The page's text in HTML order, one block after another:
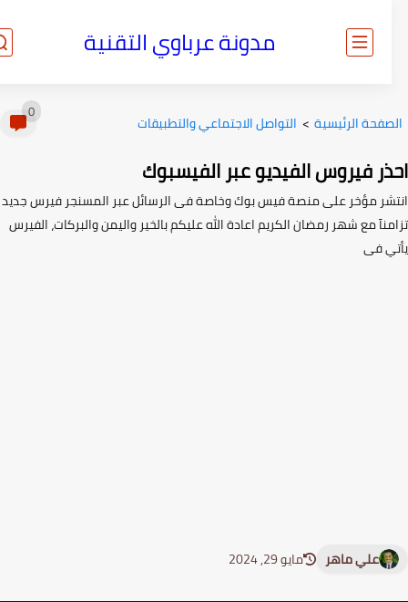
مدونة عرباوي التقنية
الرئيسية> التواصل الاجتماعي والتطبيقات
فيروس الفيديو عبر الفيسبوك
مؤخر على منصة فيس بوك وخاصة فى الرسائل عبر المسنجر فيرس جديد
مع شهر رمضان الكريم اعادة الله عليكم بالخير واليمن والبركات، الفيرس
فى
علي ماهر مايو 29, 2024